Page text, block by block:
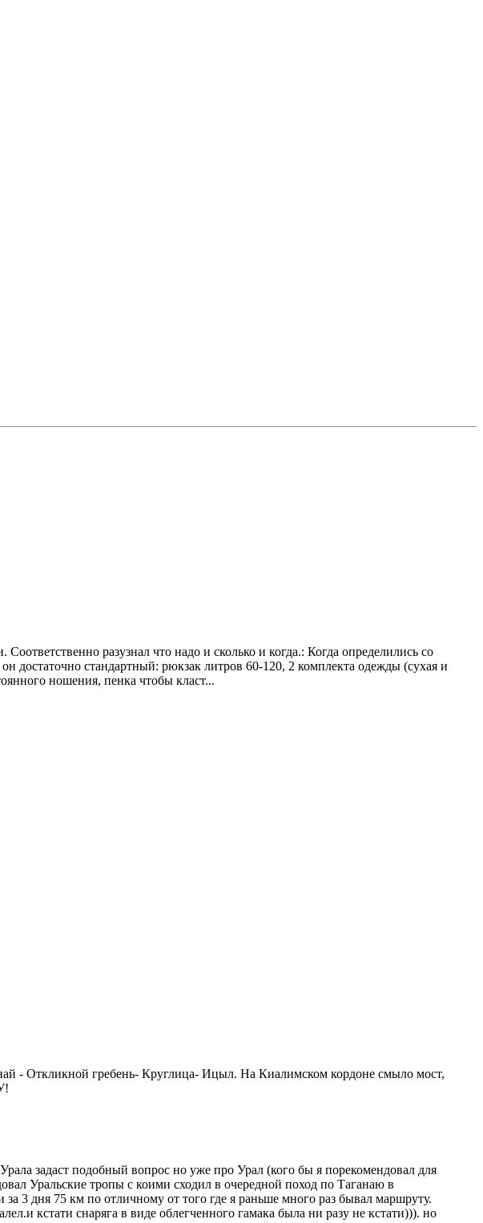
разузнал что надо и сколько и когда.: Когда определились со
достаточно стандартный: рюкзак литров 60-120, 2 комплекта одежды (сухая и
ношения, пенка чтобы класт...
- Откликной гребень- Круглица- Ицыл. На Киалимском кордоне смыло мост,
задаст подобный вопрос но уже про Урал (кого бы я порекомендовал для
Уральские тропы с коими сходил в очередной поход по Таганаю в
3 дня 75 км по отличному от того где я раньше много раз бывал маршруту.
кстати снаряга в виде облегченного гамака была ни разу не кстати))). но